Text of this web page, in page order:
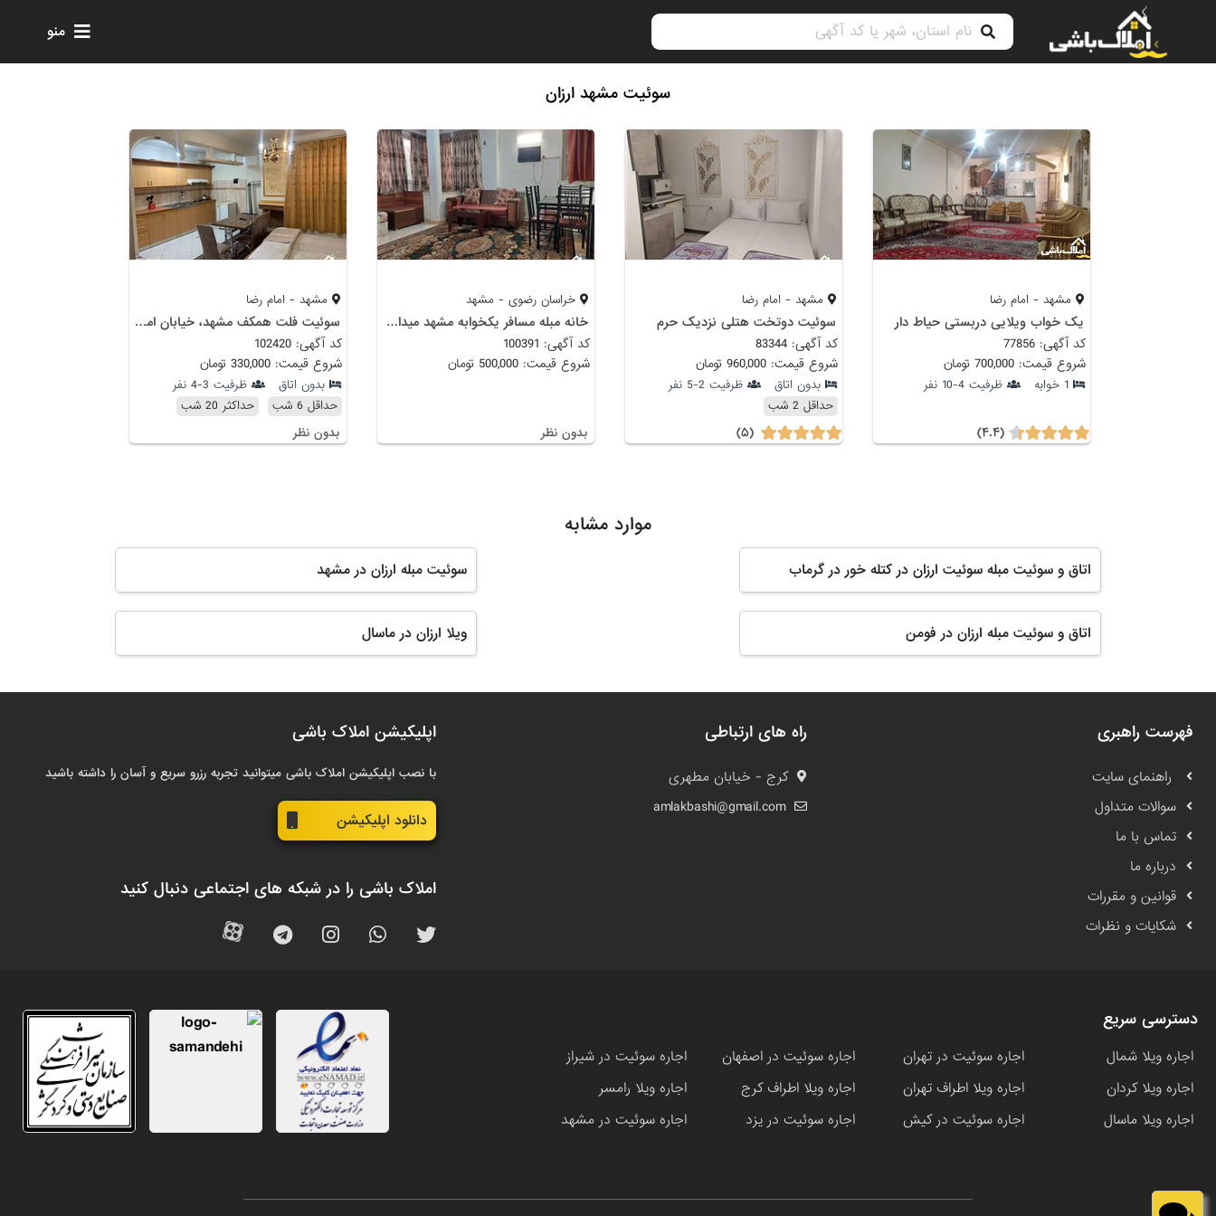
منو
سوئیت مشهد ارزان
مشهد - امام رضا
یک خواب ویلایی دربستی حیاط دار
کد آگهی: 77856
شروع قیمت: 700,000 تومان
1 خوابه ظرفیت 4-10 نفر
(۴.۴)
مشهد - امام رضا
سوئیت دوتخت هتلی نزدیک حرم
کد آگهی: 83344
شروع قیمت: 960,000 تومان
بدون اتاق
ظرفیت 2-5 نفر
حداقل 2 شب
(۵)
خراسان رضوی - مشهد
خانه مبله مسافر یکخوابه مشهد میدان 15 خرداد
کد آگهی: 100391
شروع قیمت: 500,000 تومان
بدون نظر
مشهد - امام رضا
سوئیت فلت همکف مشهد، خیابان امام رضا
کد آگهی: 102420
شروع قیمت: 330,000 تومان
بدون اتاق
ظرفیت 3-4 نفر
حداقل 6 شب
حداکثر 20 شب
بدون نظر
موارد مشابه
اتاق و سوئیت مبله سوئیت ارزان در کتله خور در گرماب سوئیت مبله ارزان در مشهد
اتاق و سوئیت مبله ارزان در فومن ویلا ارزان در ماسال
فهرست راهبری
راهنمای سایت
سوالات متداول
تماس با ما
درباره ما
قوانین و مقررات
شکایات و نظرات
راه های ارتباطی
کرج - خیابان مطهری
amlakbashi@gmail.com
اپلیکیشن املاک باشی
با نصب اپلیکیشن املاک باشی میتوانید تجربه رزرو سریع و آسان را داشته باشید
دانلود اپلیکیشن
املاک باشی را در شبکه های اجتماعی دنبال کنید
دسترسی سریع
اجاره ویلا شمال اجاره سوئیت در تهران اجاره سوئیت در اصفهان
اجاره سوئیت در شیراز
اجاره ویلا کردان
اجاره ویلا اطراف تهران اجاره ویلا اطراف کرج
اجاره ویلا رامسر
اجاره ویلا ماسال
اجاره سوئیت در کیش اجاره سوئیت در یزد اجاره سوئیت در مشهد